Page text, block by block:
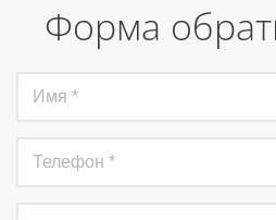
Форма